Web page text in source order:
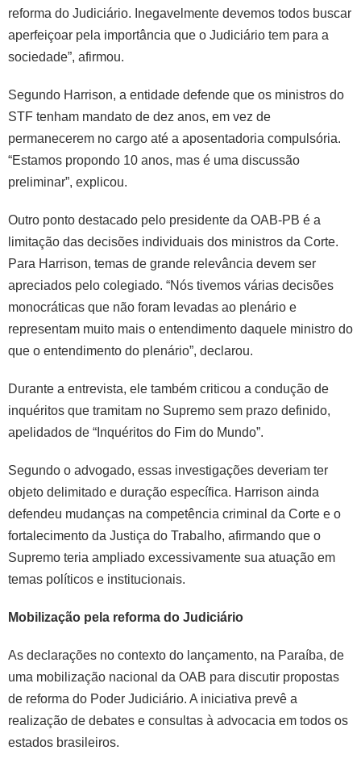
reforma do Judiciário. Inegavelmente devemos todos buscar
aperfeiçoar pela importância que o Judiciário tem para a
sociedade”, afirmou.
Segundo Harrison, a entidade defende que os ministros do
STF tenham mandato de dez anos, em vez de
permanecerem no cargo até a aposentadoria compulsória.
“Estamos propondo 10 anos, mas é uma discussão
preliminar”, explicou.
Outro ponto destacado pelo presidente da OAB-PB é a
limitação das decisões individuais dos ministros da Corte.
Para Harrison, temas de grande relevância devem ser
apreciados pelo colegiado. “Nós tivemos várias decisões
monocráticas que não foram levadas ao plenário e
representam muito mais o entendimento daquele ministro do
que o entendimento do plenário”, declarou.
Durante a entrevista, ele também criticou a condução de
inquéritos que tramitam no Supremo sem prazo definido,
apelidados de “Inquéritos do Fim do Mundo”.
Segundo o advogado, essas investigações deveriam ter
objeto delimitado e duração específica. Harrison ainda
defendeu mudanças na competência criminal da Corte e o
fortalecimento da Justiça do Trabalho, afirmando que o
Supremo teria ampliado excessivamente sua atuação em
temas políticos e institucionais.
Mobilização pela reforma do Judiciário
As declarações no contexto do lançamento, na Paraíba, de
uma mobilização nacional da OAB para discutir propostas
de reforma do Poder Judiciário. A iniciativa prevê a
realização de debates e consultas à advocacia em todos os
estados brasileiros.